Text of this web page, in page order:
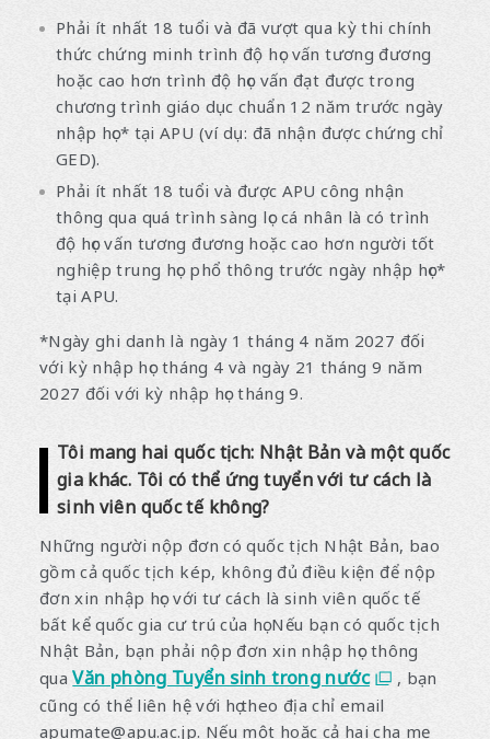
Phải ít nhất 18 tuổi và đã vượt qua kỳ thi chính
thức chứng minh trình độ học vấn tương đương
hoặc cao hơn trình độ học vấn đạt được trong
chương trình giáo dục chuẩn 12 năm trước ngày
nhập học* tại APU (ví dụ: đã nhận được chứng chỉ
GED).
Phải ít nhất 18 tuổi và được APU công nhận
thông qua quá trình sàng lọc cá nhân là có trình
độ học vấn tương đương hoặc cao hơn người tốt
nghiệp trung học phổ thông trước ngày nhập học*
tại APU.
*Ngày ghi danh là ngày 1 tháng 4 năm 2027 đối
với kỳ nhập học tháng 4 và ngày 21 tháng 9 năm
2027 đối với kỳ nhập học tháng 9.
Tôi mang hai quốc tịch: Nhật Bản và một quốc
gia khác. Tôi có thể ứng tuyển với tư cách là
sinh viên quốc tế không?
Những người nộp đơn có quốc tịch Nhật Bản, bao
gồm cả quốc tịch kép, không đủ điều kiện để nộp
đơn xin nhập học với tư cách là sinh viên quốc tế
bất kể quốc gia cư trú của họ. Nếu bạn có quốc tịch
Nhật Bản, bạn phải nộp đơn xin nhập học thông
quaVăn phòng Tuyển sinh trong nước
, bạn
cũng có thể liên hệ với họ theo địa chỉ email
apumate@apu.ac.jp. Nếu một hoặc cả hai cha mẹ